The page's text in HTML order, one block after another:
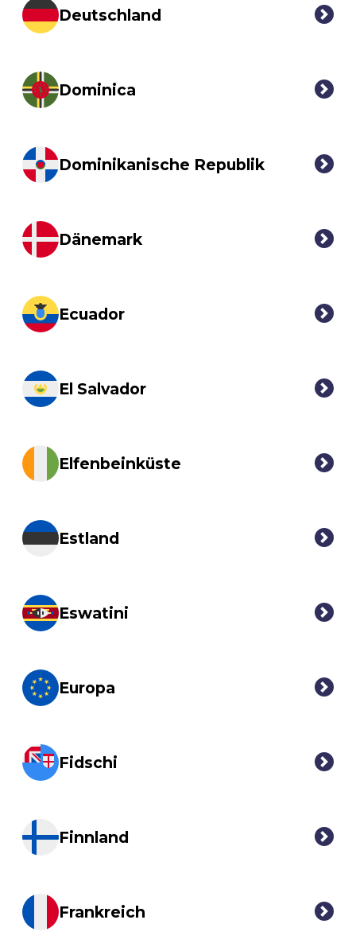
Deutschland
Dominica
Dominikanische Republik
Dänemark
Ecuador
El Salvador
Elfenbeinküste
Estland
Eswatini
Europa
Fidschi
Finnland
Frankreich